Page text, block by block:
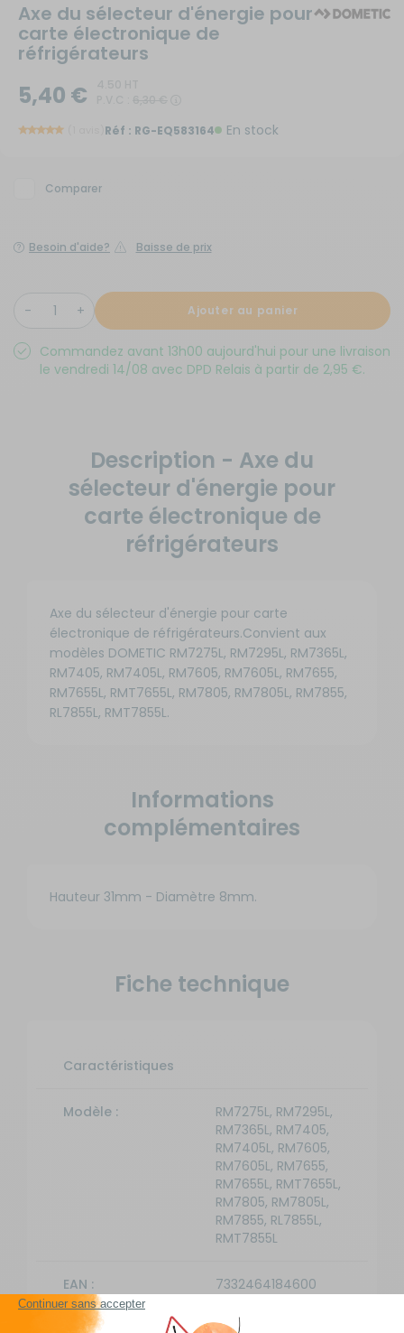
Axe du sélecteur d'énergie pour
carte électronique de
réfrigérateurs
5,40 €
Réf : RG-EQ583164 En stock
Comparer
Besoin d'aide? Baisse de prix
Ajouter au panier
Commandez avant 13h00 aujourd'hui pour une livraison
le vendredi 14/08 avec DPD Relais à partir de 2,95 €.
Description - Axe du
sélecteur d'énergie pour
carte électronique de
réfrigérateurs
Axe du sélecteur d'énergie pour carte
électronique de réfrigérateurs.Convient aux
modèles DOMETIC RM7275L, RM7295L, RM7365L,
RM7405, RM7405L, RM7605, RM7605L, RM7655,
RM7655L, RMT7655L, RM7805, RM7805L, RM7855,
RL7855L, RMT7855L.
Informations
complémentaires
Hauteur 31mm - Diamètre 8mm.
Fiche technique
Caractéristiques
Modèle :
RM7275L, RM7295L,
RM7365L, RM7405,
RM7405L, RM7605,
RM7605L, RM7655,
RM7655L, RMT7655L,
RM7805, RM7805L,
RM7855, RL7855L,
RMT7855L
EAN : 7332464184600